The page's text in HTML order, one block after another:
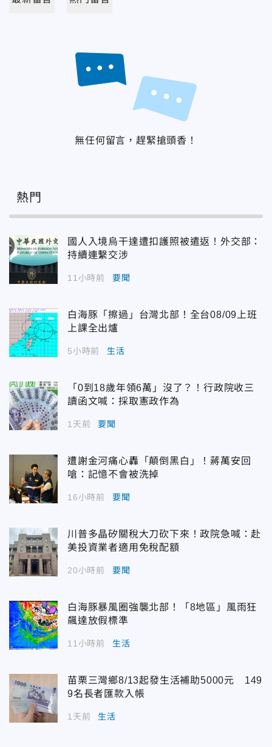
無任何留言，趕緊搶頭香！
熱門
國人入境烏干達遭扣護照被遣返！外交部：
持續連繫交涉
11小時前 要聞
白海豚「擦過」台灣北部！全台08/09上班
上課全出爐
5小時前 生活
「0到18歲年領6萬」沒了？！行政院收三
讀函文喊：採取憲政作為
1天前 要聞
遭謝金河痛心轟「顛倒黑白」！蔣萬安回
嗆：記憶不會被洗掉
16小時前 要聞
川普多晶矽關稅大刀砍下來！政院急喊：赴
美投資業者適用免稅配額
20小時前 要聞
白海豚暴風圈強襲北部！「8地區」風雨狂
飆達放假標準
11小時前 生活
苗栗三灣鄉8/13起發生活補助5000元 149
9名長者匯款入帳
1天前 生活